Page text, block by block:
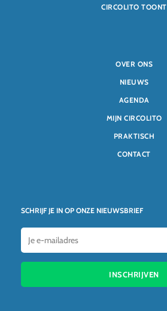
CIRCOLITO TOONT
SCHRIJF JE IN OP ONZE NIEUWSBRIEF
INSCHRIJVEN
OVER ONS
NIEUWS
AGENDA
MIJN CIRCOLITO
PRAKTISCH
CONTACT